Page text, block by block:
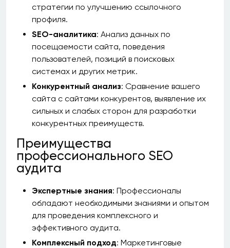
стратегии по улучшению ссылочного
профиля.
SEO-аналитика: Анализ данных по
посещаемости сайта, поведения
пользователей, позиций в поисковых
системах и других метрик.
Конкурентный анализ: Сравнение вашего
сайта с сайтами конкурентов, выявление их
сильных и слабых сторон для разработки
конкурентных преимуществ.
Преимущества
профессионального SEO
аудита
Экспертные знания: Профессионалы
обладают необходимыми знаниями и опытом
для проведения комплексного и
эффективного аудита.
Комплексный подход: Маркетинговые